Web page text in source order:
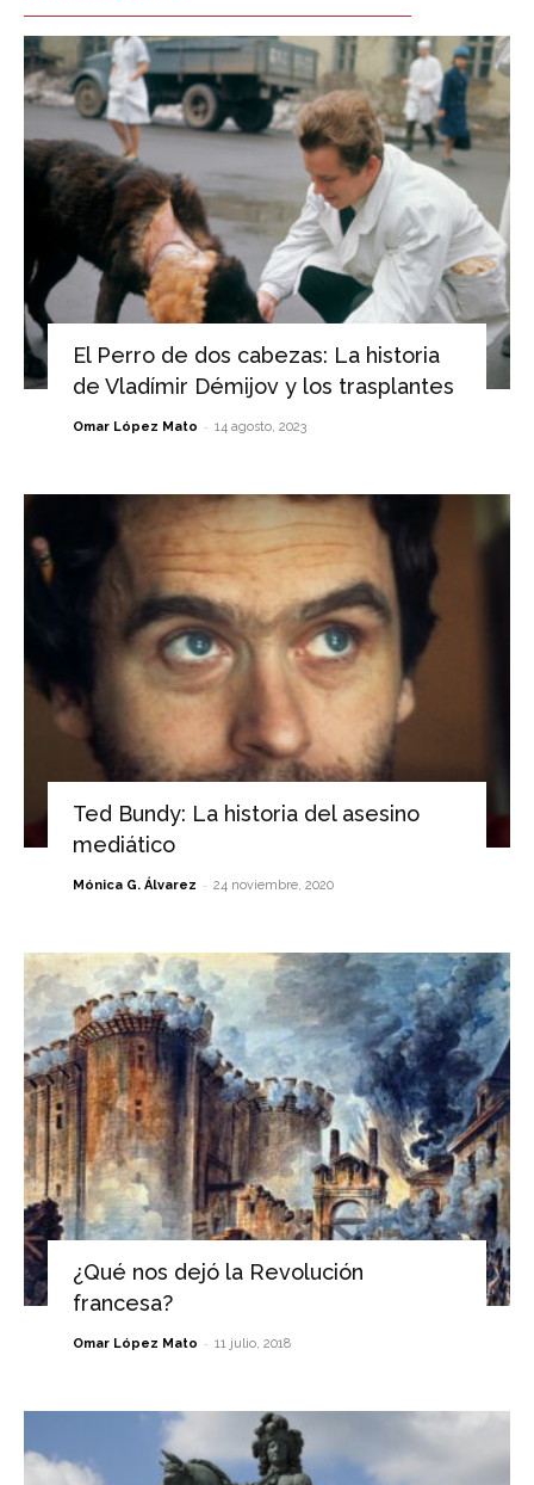
El Perro de dos cabezas: La historia
de Vladímir Démijov y los trasplantes
Omar López Mato - 14 agosto, 2023
Ted Bundy: La historia del asesino
mediático
Mónica G. Álvarez - 24 noviembre, 2020
¿Qué nos dejó la Revolución
francesa?
Omar López Mato - 11 julio, 2018